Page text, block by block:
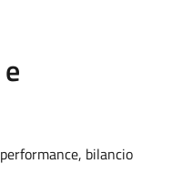
bilancio